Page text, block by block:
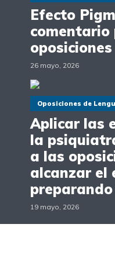
Efecto
comentario
26 mayo, 2026
Oposiciones de
Aplicar las
la
a las
alcanzar el
19 mayo, 2026